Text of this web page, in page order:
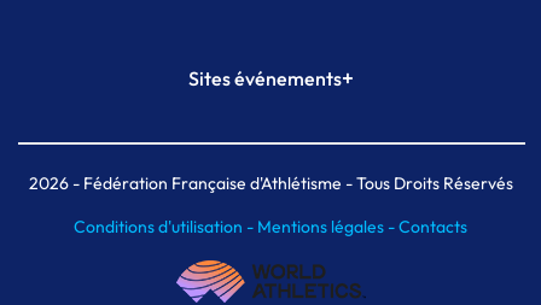
Plateforme Formation
Sites événements+
Meeting de Paris indoor
MAIF Ekiden de Paris
2026- Fédération Française d'Athlétisme - Tous Droits Réservés
Conditions d'utilisation - Mentions légales -Contacts